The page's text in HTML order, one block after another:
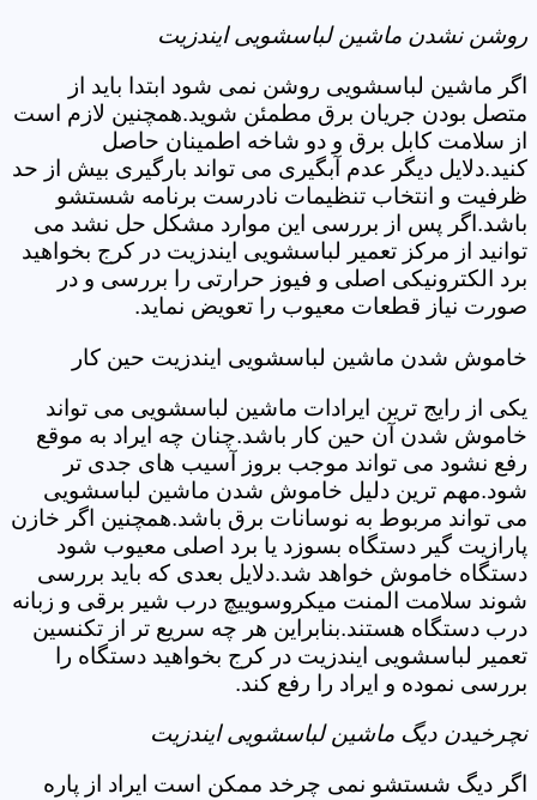
روشن نشدن ماشین لباسشویی ایندزیت
اگر ماشین لباسشویی روشن نمی شود ابتدا باید از
متصل بودن جریان برق مطمئن شوید.همچنین لازم است
از سلامت کابل برق و دو شاخه اطمینان حاصل
کنید.دلایل دیگر عدم آبگیری می تواند بارگیری بیش از حد
ظرفیت و انتخاب تنظیمات نادرست برنامه شستشو
باشد.اگر پس از بررسی این موارد مشکل حل نشد می
توانید از مرکز تعمیر لباسشویی ایندزیت در کرج بخواهید
برد الکترونیکی اصلی و فیوز حرارتی را بررسی و در
صورت نیاز قطعات معیوب را تعویض نماید.
خاموش شدن ماشین لباسشویی ایندزیت حین کار
یکی از رایج ترین ایرادات ماشین لباسشویی می تواند
خاموش شدن آن حین کار باشد.چنان چه ایراد به موقع
رفع نشود می تواند موجب بروز آسیب های جدی تر
شود.مهم ترین دلیل خاموش شدن ماشین لباسشویی
می تواند مربوط به نوسانات برق باشد.همچنین اگر خازن
پارازیت گیر دستگاه بسوزد یا برد اصلی معیوب شود
دستگاه خاموش خواهد شد.دلایل بعدی که باید بررسی
شوند سلامت المنت میکروسوییچ درب شیر برقی و زبانه
درب دستگاه هستند.بنابراین هر چه سریع تر از تکنسین
تعمیر لباسشویی ایندزیت در کرج بخواهید دستگاه را
بررسی نموده و ایراد را رفع کند.
نچرخیدن دیگ ماشین لباسشویی ایندزیت
اگر دیگ شستشو نمی چرخد ممکن است ایراد از پاره